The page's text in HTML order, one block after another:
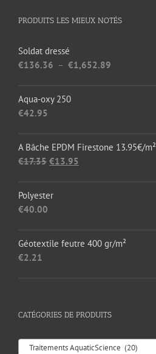
PRODUITS LES MIEUX NOTÉS
Soldat dressé
€136.36 – €1,652.89
€1,652.89
Aqua-oxy 250
€42.95
A Bâche EPDM Firestone 13.95€/m²
€17.35 Le
était :
€13.95
Polyester
€40.00
Géotextile feutre 400 gr/m²
€2.21
CATÉGORIES DE PRODUITS
Traitements AquaticScience (20)